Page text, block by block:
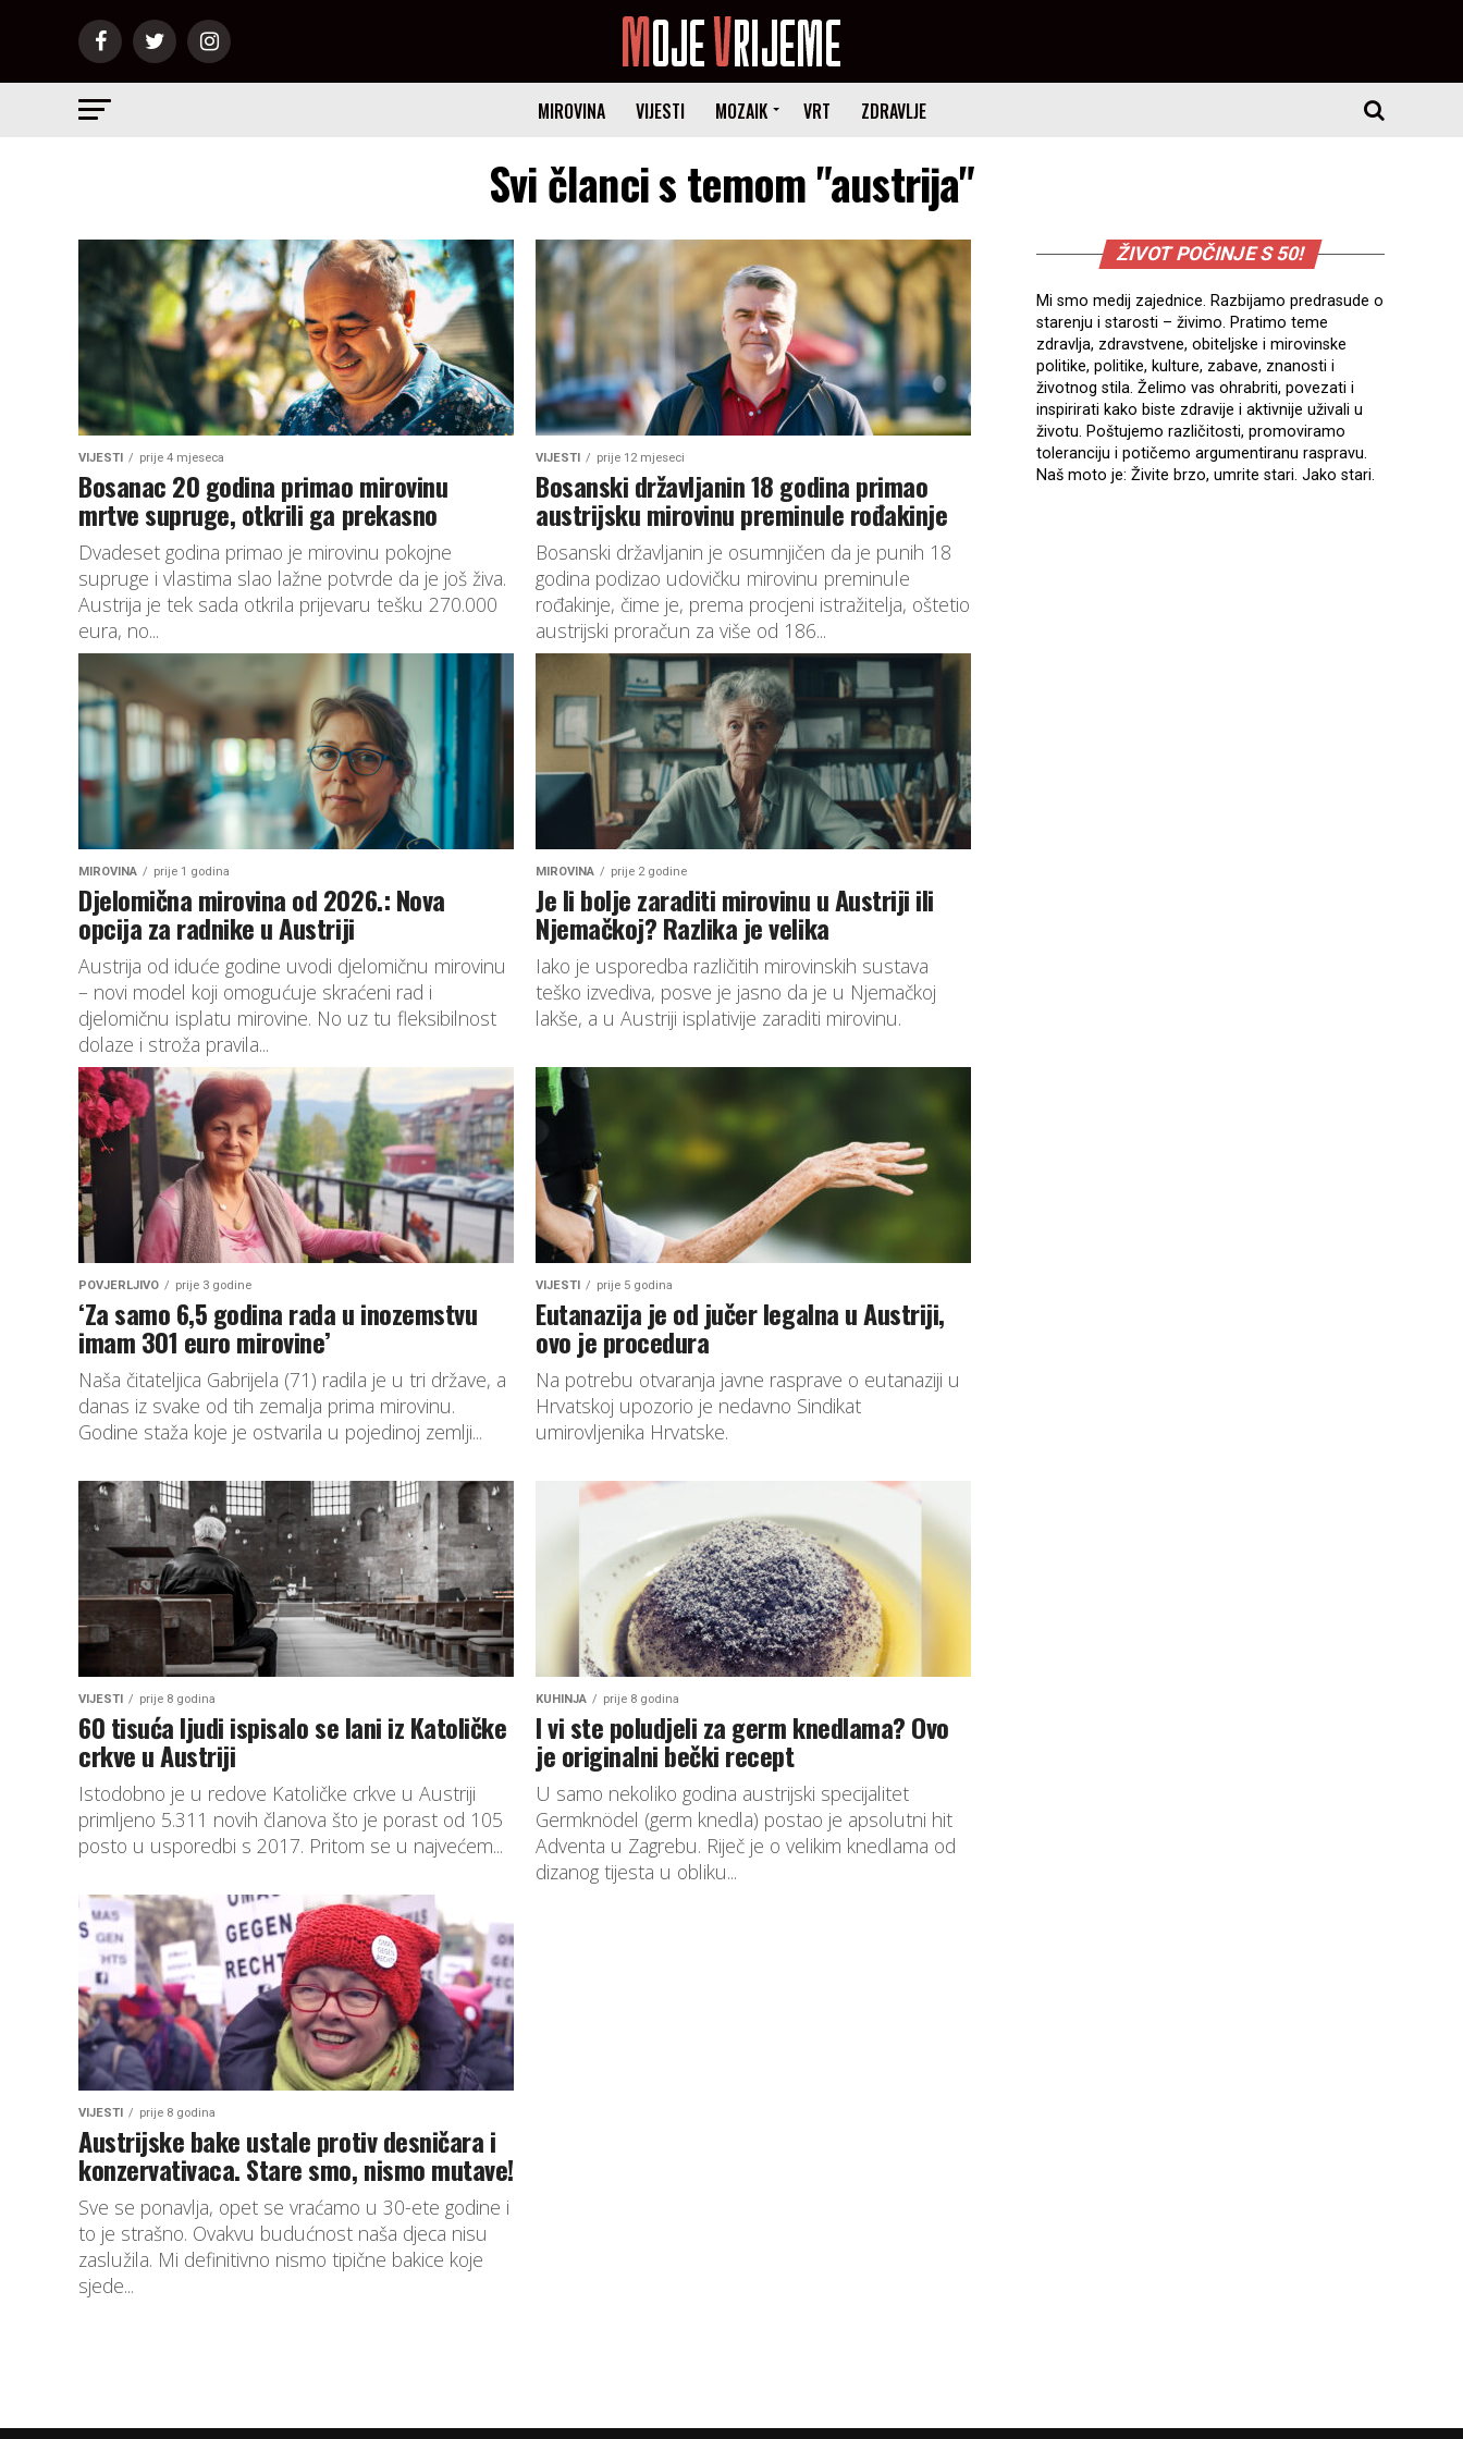
MIROVINA VIJESTI MOZAIK VRT ZDRAVLJE
Svi članci s temom "austrija"
VIJESTI prije 4 mjeseca
Bosanac 20 godina primao mirovinu
mrtve supruge, otkrili ga prekasno
Dvadeset godina primao je mirovinu pokojne
supruge i vlastima slao lažne potvrde da je još živa.
Austrija je tek sada otkrila prijevaru tešku 270.000
eura, no...
VIJESTI prije 12 mjeseci
Bosanski državljanin 18 godina primao
austrijsku mirovinu preminule rođakinje
Bosanski državljanin je osumnjičen da je punih 18
godina podizao udovičku mirovinu preminule
rođakinje, čime je, prema procjeni istražitelja, oštetio
austrijski proračun za više od 186...
MIROVINA prije 1 godina
Djelomična mirovina od 2026.: Nova
opcija za radnike u Austriji
Austrija od iduće godine uvodi djelomičnu mirovinu
– novi model koji omogućuje skraćeni rad i
djelomičnu isplatu mirovine. No uz tu fleksibilnost
dolaze i stroža pravila...
MIROVINA prije 2 godine
Je li bolje zaraditi mirovinu u Austriji ili
Njemačkoj? Razlika je velika
Iako je usporedba različitih mirovinskih sustava
teško izvediva, posve je jasno da je u Njemačkoj
lakše, a u Austriji isplativije zaraditi mirovinu.
POVJERLJIVO prije 3 godine
‘Za samo 6,5 godina rada u inozemstvu
imam 301 euro mirovine’
Naša čitateljica Gabrijela (71) radila je u tri države, a
danas iz svake od tih zemalja prima mirovinu.
Godine staža koje je ostvarila u pojedinoj zemlji...
VIJESTI prije 5 godina
Eutanazija je od jučer legalna u Austriji,
ovo je procedura
Na potrebu otvaranja javne rasprave o eutanaziji u
Hrvatskoj upozorio je nedavno Sindikat
umirovljenika Hrvatske.
VIJESTI prije 8 godina
60 tisuća ljudi ispisalo se lani iz Katoličke
crkve u Austriji
Istodobno je u redove Katoličke crkve u Austriji
primljeno 5.311 novih članova što je porast od 105
posto u usporedbi s 2017. Pritom se u najvećem...
KUHINJA prije 8 godina
I vi ste poludjeli za germ knedlama? Ovo
je originalni bečki recept
U samo nekoliko godina austrijski specijalitet
Germknödel (germ knedla) postao je apsolutni hit
Adventa u Zagrebu. Riječ je o velikim knedlama od
dizanog tijesta u obliku...
VIJESTI prije 8 godina
Austrijske bake ustale protiv desničara i
konzervativaca. Stare smo, nismo mutave!
Sve se ponavlja, opet se vraćamo u 30-ete godine i
to je strašno. Ovakvu budućnost naša djeca nisu
zaslužila. Mi definitivno nismo tipične bakice koje
sjede...
ŽIVOT POČINJE S 50!
Mi smo medij zajednice. Razbijamo predrasude o
starenju i starosti – živimo. Pratimo teme
zdravlja, zdravstvene, obiteljske i mirovinske
politike, politike, kulture, zabave, znanosti i
životnog stila. Želimo vas ohrabriti, povezati i
inspirirati kako biste zdravije i aktivnije uživali u
životu. Poštujemo različitosti, promoviramo
toleranciju i potičemo argumentiranu raspravu.
Naš moto je: Živite brzo, umrite stari. Jako stari.